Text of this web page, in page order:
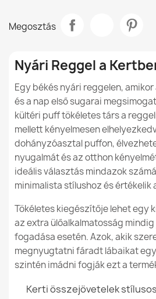
Hogyan tisztítsuk és ápoljuk a
babzsákokat?
A nylonból készült babzsákok
belül és kívül is?
A nylonból készült babzsákok
gyermekek számára?
Porto huzat - Outdoor Vízálló
Dohányzóasztal puff Firenze -
13 195,60 Ft
Florence Puff Asztal - Puha
29 990,00 Ft
Típus
Magasság
Szélesség
Rendeltetésszerű
Használat
Levehető Huzat Igen
Garancia Anyag 24
Töltés
Töltés Garancia 6
Megosztás
Nyári Reggel a
Egy békés nyári reggelen,
és a nap első sugarai
kültéri puff tökéletes társ a
mellett kényelmesen
dohányzóasztal puffon,
nyugalmát és az otthon
ideális választás mindazok
minimalista stílushoz és értékelik
Tökéletes kiegészítője lehet egy
az extra ülőalkalmatosság
fogadása esetén. Azok, akik
megnyugtatni fáradt lábaikat
szintén imádni fogják ezt a
Kerti összejövetelek